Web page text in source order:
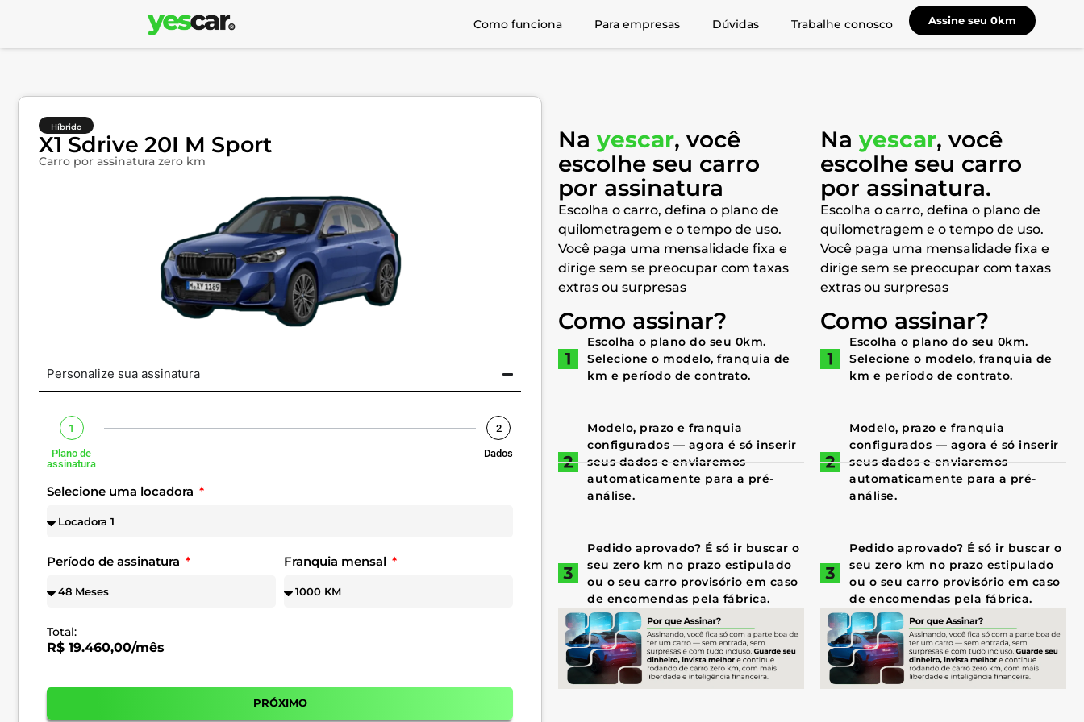
Como funciona Para empresas Dúvidas Trabalhe conosco Assine seu 0km
Híbrido
X1 Sdrive 20I M Sport
Carro por assinatura zero km
Personalize sua assinatura
1
Plano de
assinatura
2
Dados
Selecione uma locadora
Período de assinatura Franquia mensal
Total:
R$ 19.460,00/mês
PRÓXIMO
Na yescar, você
escolhe seu carro
por assinatura
Escolha o carro, defina o plano de
quilometragem e o tempo de uso.
Você paga uma mensalidade fixa e
dirige sem se preocupar com taxas
extras ou surpresas
Como assinar?
Escolha o plano do seu 0km.
Selecione o modelo, franquia de
km e período de contrato.
Modelo, prazo e franquia
configurados — agora é só inserir
seus dados e enviaremos
automaticamente para a pré-
análise.
Pedido aprovado? É só ir buscar o
seu zero km no prazo estipulado
ou o seu carro provisório em caso
de encomendas pela fábrica.
Na yescar, você
escolhe seu carro
por assinatura.
Escolha o carro, defina o plano de
quilometragem e o tempo de uso.
Você paga uma mensalidade fixa e
dirige sem se preocupar com taxas
extras ou surpresas
Como assinar?
Escolha o plano do seu 0km.
Selecione o modelo, franquia de
km e período de contrato.
Modelo, prazo e franquia
configurados — agora é só inserir
seus dados e enviaremos
automaticamente para a pré-
análise.
Pedido aprovado? É só ir buscar o
seu zero km no prazo estipulado
ou o seu carro provisório em caso
de encomendas pela fábrica.